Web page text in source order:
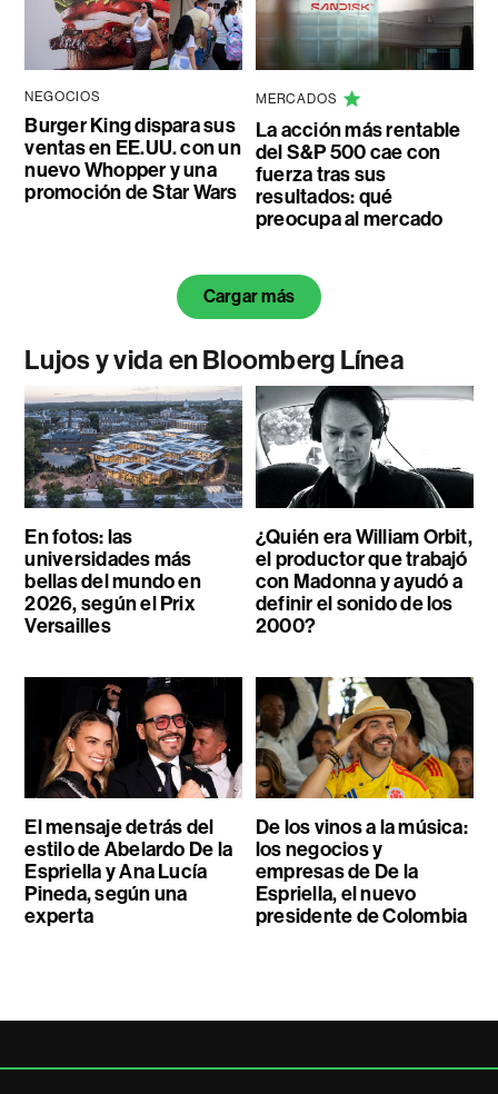
NEGOCIOS
Burger King dispara sus
ventas en EE.UU. con un
nuevo Whopper y una
promoción de Star Wars
MERCADOS
La acción más rentable
del S&P 500 cae con
fuerza tras sus
resultados: qué
preocupa al mercado
Cargar más
Lujos y vida en Bloomberg Línea
En fotos: las
universidades más
bellas del mundo en
2026, según el Prix
Versailles
¿Quién era William Orbit,
el productor que trabajó
con Madonna y ayudó a
definir el sonido de los
2000?
El mensaje detrás del
estilo de Abelardo De la
Espriella y Ana Lucía
Pineda, según una
experta
De los vinos a la música:
los negocios y
empresas de De la
Espriella, el nuevo
presidente de Colombia